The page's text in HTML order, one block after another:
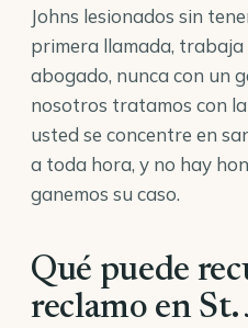
Johns lesionados sin
primera llamada,
abogado, nunca con un
nosotros tratamos con
usted se concentre en
a toda hora, y no hay
ganemos su caso.
Qué puede
reclamo en St.